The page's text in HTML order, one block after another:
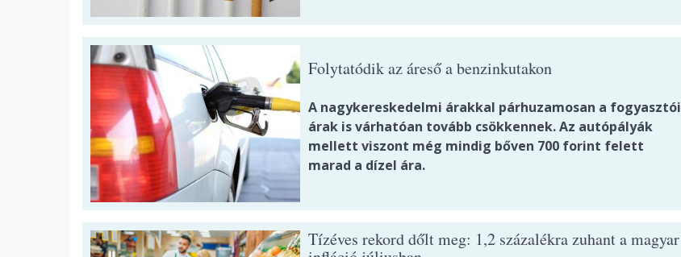
Folytatódik az áreső a benzinkutakon
A nagykereskedelmi árakkal párhuzamosan a fogyasztói
árak is várhatóan tovább csökkennek. Az autópályák
mellett viszont még mindig bőven 700 forint felett
marad a dízel ára.
Tízéves rekord dőlt meg: 1,2 százalékra zuhant a magyar